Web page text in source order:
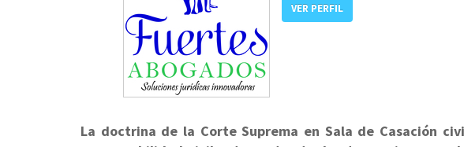
VER PERFIL
La doctrina de la Corte Suprema en Sala de Casación